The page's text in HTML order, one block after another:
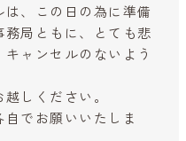
、この日の為に準備
局ともに、とても悲
ャンセルのないよう
しください。
でお願いいたしま